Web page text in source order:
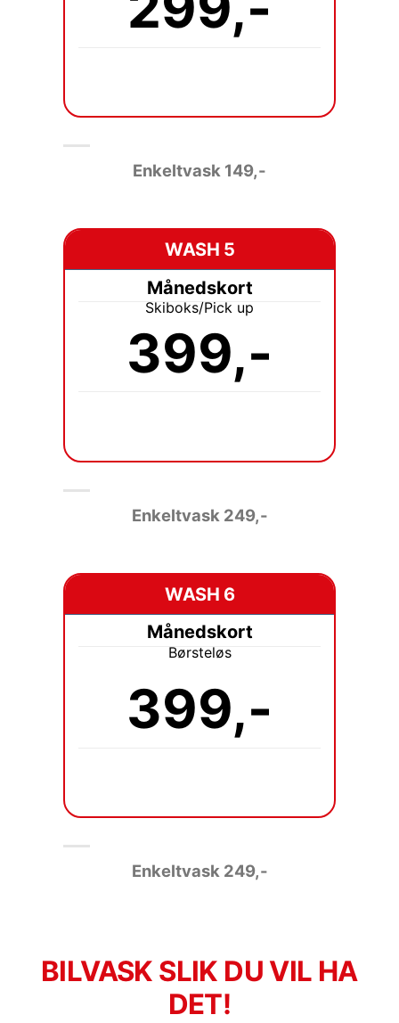
Enkeltvask 149,-
WASH 5
Månedskort
Skiboks/Pick up
399,-
Enkeltvask 249,-
WASH 6
Månedskort
Børsteløs
399,-
Enkeltvask 249,-
BILVASK SLIK DU VIL HA
DET!